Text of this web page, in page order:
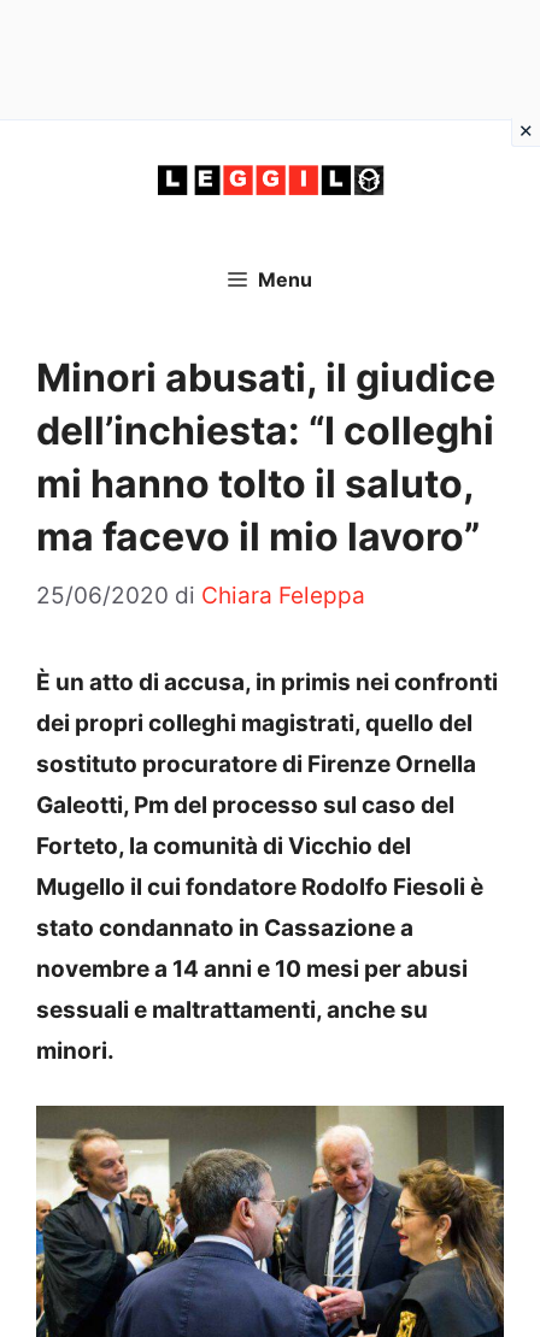
Menu
Minori abusati, il giudice
dell’inchiesta: “I colleghi
mi hanno tolto il saluto,
ma facevo il mio lavoro”
25/06/2020 di Chiara Feleppa
È un atto di accusa, in primis nei confronti
dei propri colleghi magistrati, quello del
sostituto procuratore di Firenze Ornella
Galeotti, Pm del processo sul caso del
Forteto, la comunità di Vicchio del
Mugello il cui fondatore Rodolfo Fiesoli è
stato condannato in Cassazione a
novembre a 14 anni e 10 mesi per abusi
sessuali e maltrattamenti, anche su
minori.